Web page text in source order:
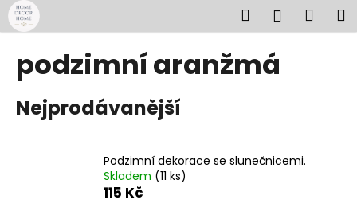
Přejít
na
obsah
Hledat
podzimní aranžmá
Nejprodávanější
Podzimní dekorace se slunečnicemi.
Skladem (11 ks)
115 Kč
K
o
C
o